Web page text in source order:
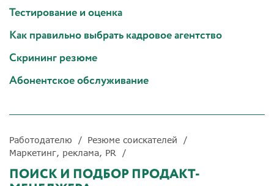
Тестирование и оценка
Как правильно выбрать кадровое агентство
Скрининг резюме
Абонентское обслуживание
Работодателю
Резюме соискателей
Маркетинг, реклама, PR
ПОИСК И ПОДБОР ПРОДАКТ-